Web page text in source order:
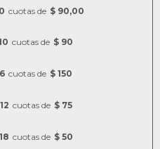
cuotas de $ 90,00
cuotas de $ 90
6 cuotas de $ 150
12 cuotas de $ 75
18 cuotas de $ 50